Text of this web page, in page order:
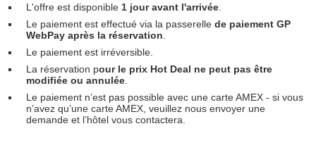
L'offre est disponible 1 jour avant l'arrivée.
Le paiement est effectué via la passerelle de paiement GP
WebPay après la réservation
Le paiement est irréversible.
La réservation pour le prix Hot Deal ne peut pas être
modifiée ou annulée.
Le paiement n’est pas possible avec une carte AMEX - si vous
n’avez qu’une carte AMEX, veuillez nous envoyer une
demande et l’hôtel vous contactera.